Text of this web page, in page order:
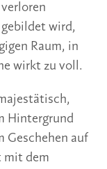
wird,
Raum, in
wirkt zu voll.
Hintergrund
Geschehen auf
mit dem